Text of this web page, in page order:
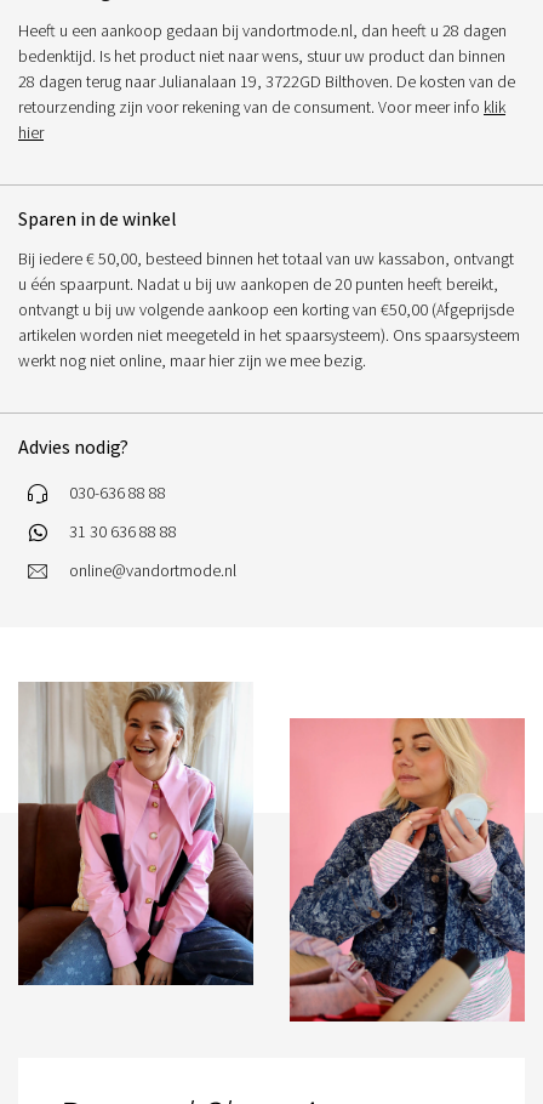
Heeft u een aankoop gedaan bij vandortmode.nl, dan heeft u 28 dagen
bedenktijd. Is het product niet naar wens, stuur uw product dan binnen
28 dagen terug naar Julianalaan 19, 3722GD Bilthoven. De kosten van de
retourzending zijn voor rekening van de consument. Voor meer info klik
hier
Sparen in de winkel
Bij iedere € 50,00, besteed binnen het totaal van uw kassabon, ontvangt
u één spaarpunt. Nadat u bij uw aankopen de 20 punten heeft bereikt,
ontvangt u bij uw volgende aankoop een korting van €50,00 (Afgeprijsde
artikelen worden niet meegeteld in het spaarsysteem). Ons spaarsysteem
werkt nog niet online, maar hier zijn we mee bezig.
Advies nodig?
030-636 88 88
31 30 636 88 88
online@vandortmode.nl